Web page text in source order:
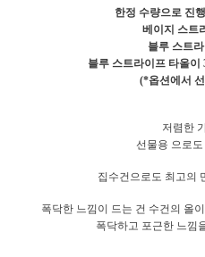
한정 수량으로 진
베이지 스트
블루 스트
블루 스트라이프 타올이
(*옵션에서
저렴한
선물용 으로
집수건으로도 최고의
폭닥한 느낌이 드는 건 수건의 올
폭닥하고 포근한 느낌